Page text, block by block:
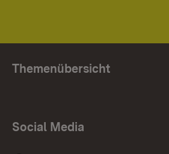
Themenübersicht
Social Media